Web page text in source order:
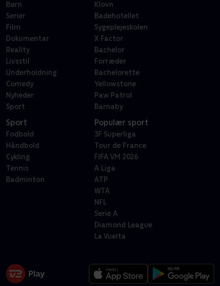
Børn
Serier
Film
Dokumentar
Reality
Livsstil
Underholdning
Comedy
Nyheder
Sport
Klovn
Badehotellet
Sygeplejeskolen
X Factor
Bachelor
Forræder
Bachelorette
Yellowstone
Paw Patrol
Barnaby
Sport
Fodbold
Håndbold
Cykling
Tennis
Badminton
Populær sport
3F Superliga
Tour de France
FIFA VM 2026
A Liga
ATP
WTA
NFL
Serie A
Diamond League
La Vuelta